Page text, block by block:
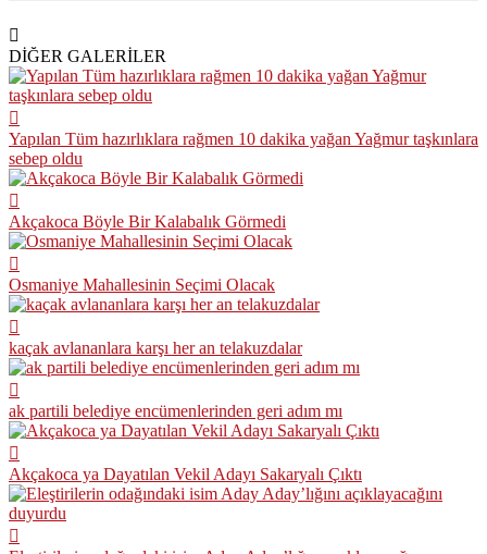
DİĞER GALERİLER
Yapılan Tüm hazırlıklara rağmen 10 dakika yağan Yağmur taşkınlara
sebep oldu
Akçakoca Böyle Bir Kalabalık Görmedi
Osmaniye Mahallesinin Seçimi Olacak
kaçak avlananlara karşı her an telakuzdalar
ak partili belediye encümenlerinden geri adım mı
Akçakoca ya Dayatılan Vekil Adayı Sakaryalı Çıktı